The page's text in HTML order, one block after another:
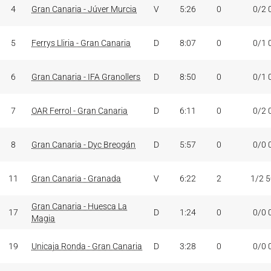
4 Gran Canaria - Júver Murcia V 5:26 0 0/2
5 Ferrys Lliria - Gran Canaria D 8:07 0 0/1
6 Gran Canaria - IFA Granollers D 8:50 0 0/1
7 OAR Ferrol - Gran Canaria D 6:11 0 0/2
8 Gran Canaria - Dyc Breogán D 5:57 0 0/0
11 Gran Canaria - Granada V 6:22 2 1/2
17
Gran Canaria - Huesca La
Magia
D 1:24 0 0/0
19 Unicaja Ronda - Gran Canaria D 3:28 0 0/0